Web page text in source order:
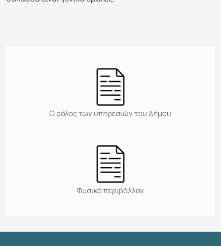
Ο ρόλος των υπηρεσιών του Δήμου
Φυσικό περιβάλλον